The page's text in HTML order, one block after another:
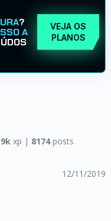
?
A
VEJA OS
PLANOS
xp | 8174posts
12/11/2019